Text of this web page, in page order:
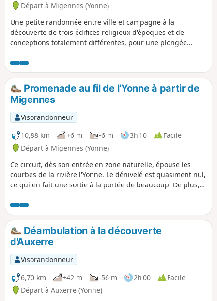
Départ à Migennes (Yonne)
Une petite randonnée entre ville et campagne à la
découverte de trois édifices religieux d'époques et de
conceptions totalement différentes, pour une plongée
Laroche-Saint-Cydroine et Migennes, intimement liées.
Promenade au fil de l'Yonne à partir de
Migennes
Visorandonneur
10,88 km
+6 m -6 m 3h 10
Facile
Départ à Migennes (Yonne)
Ce circuit, dès son entrée en zone naturelle, épouse les
courbes de la rivière l'Yonne. Le dénivelé est quasiment nul,
ce qui en fait une sortie à la portée de beaucoup. De plus,
région Bourgogne et la région parisienne.
Déambulation à la découverte
d'Auxerre
Visorandonneur
6,70 km
+42 m -56 m 2h 00
Facile
Départ à Auxerre (Yonne)